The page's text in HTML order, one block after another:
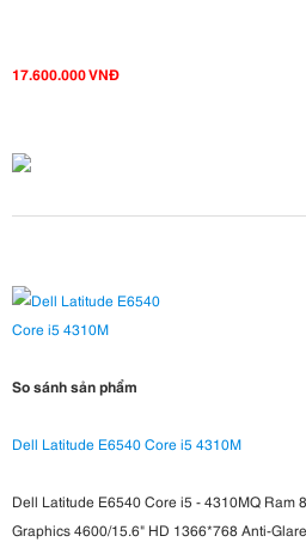
17.600.000 VNĐ
So sánh sản phẩm
Dell Latitude E6540 Core i5 4310M
Dell Latitude E6540 Core i5 - 4310MQ Ram
Graphics 4600/15.6" HD 1366*768 Anti-